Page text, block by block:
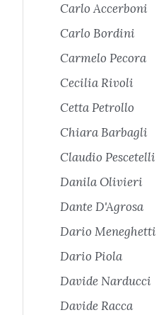
Carlo Accerboni
Carlo Bordini
Carmelo Pecora
Cecilia Rivoli
Cetta Petrollo
Chiara Barbagli
Claudio Pescetelli
Danila Olivieri
Dante D'Agrosa
Dario Meneghetti
Dario Piola
Davide Narducci
Davide Racca